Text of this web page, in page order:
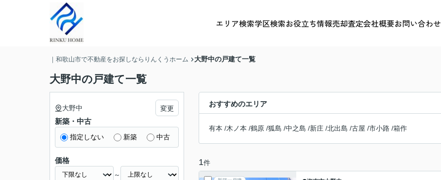
エリア検索学区検索お役立ち情報売却査定会社概要お問い合わせ
｜和歌山市で不動産をお探しならりんくうホーム 大野中の戸建て一覧
大野中の戸建て一覧
おすすめのエリア
有本 /木ノ本 /鶴原 /狐島 /中之島 /新庄 /北出島 /古屋 /市小路 /箱作
1件
大野中 変更
新築・中古
指定しない 新築 中古
価格
～